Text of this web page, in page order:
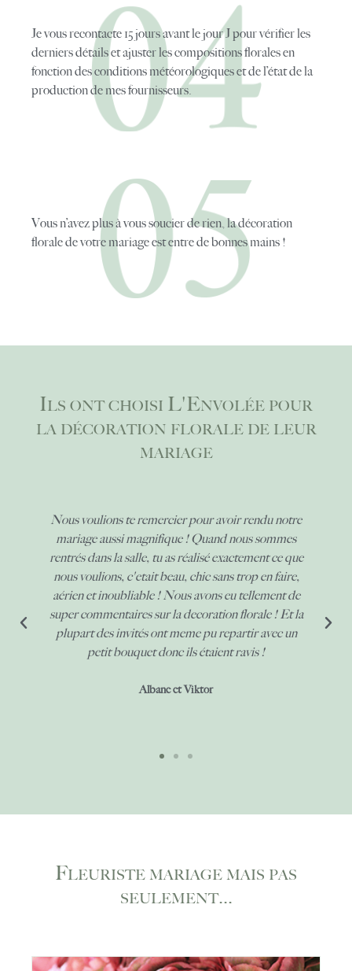
Je vous recontacte 15 jours avant le jour J pour vérifier les
derniers détails et ajuster les compositions florales en
fonction des conditions météorologiques et de l’état de la
production de mes fournisseurs.
Vous n’avez plus à vous soucier de rien, la décoration
florale de votre mariage est entre de bonnes mains !
Ils ont choisi L'Envolée pour
la décoration florale de leur
mariage
Nous voulions te remercier pour avoir rendu notre
mariage aussi magnifique ! Quand nous sommes
rentrés dans la salle, tu as réalisé exactement ce que
nous voulions, c'etait beau, chic sans trop en faire,
aérien et inoubliable ! Nous avons eu tellement de
super commentaires sur la decoration florale ! Et la
plupart des invités ont meme pu repartir avec un
petit bouquet donc ils étaient ravis !
Albane et Viktor
Fleuriste mariage mais pas
seulement...